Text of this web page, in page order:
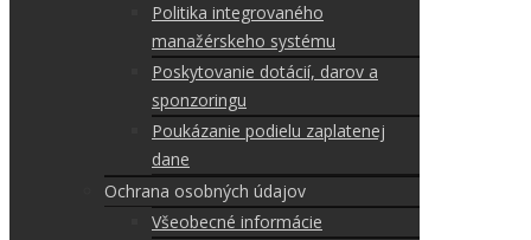
Politika integrovaného
manažérskeho systému
Poskytovanie dotácií, darov a
sponzoringu
Poukázanie podielu zaplatenej
dane
Ochrana osobných údajov
Všeobecné informácie